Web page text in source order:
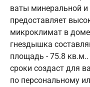
ваты минеральной и
предоставляет
микроклимат в
гнездышка
площадь - 75.8
сроки создаст для
по персональному